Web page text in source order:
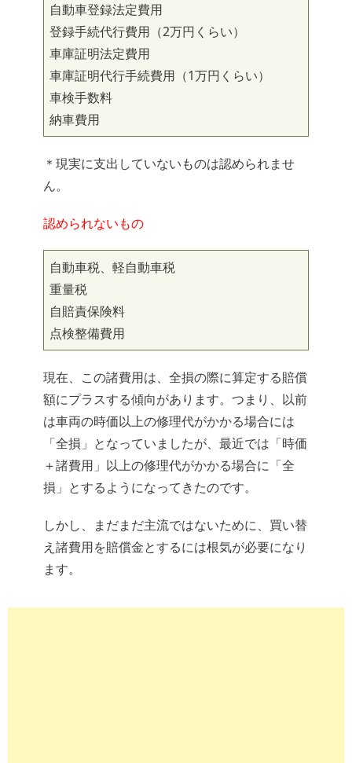
自動車登録法定費用
登録手続代行費用（2万円くらい）
車庫証明法定費用
車庫証明代行手続費用（1万円くらい）
車検手数料
納車費用
＊現実に支出していないものは認められませ
ん。
認められないもの
自動車税、軽自動車税
重量税
自賠責保険料
点検整備費用
現在、この諸費用は、全損の際に算定する賠償
額にプラスする傾向があります。つまり、以前
は車両の時価以上の修理代がかかる場合には
「全損」となっていましたが、最近では「時価
＋諸費用」以上の修理代がかかる場合に「全
損」とするようになってきたのです。
しかし、まだまだ主流ではないために、買い替
え諸費用を賠償金とするには根気が必要になり
ます。